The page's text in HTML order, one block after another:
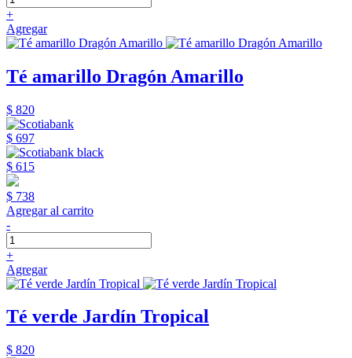
+
Agregar
Té amarillo Dragón Amarillo
$ 820
$ 697
$ 615
$ 738
Agregar al carrito
-
+
Agregar
Té verde Jardín Tropical
$ 820